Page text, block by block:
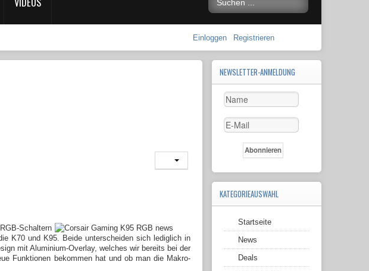
Einloggen Registrieren
Schaltern
K70 und K95. Beide unterscheiden sich lediglich in
mit Aluminium-Overlay, welches wir bereits bei der
Funktionen bekommen hat und ob man die Makro-
NEWSLETTER-ANMELDUNG
KATEGORIEAUSWAHL
Startseite
News
Deals